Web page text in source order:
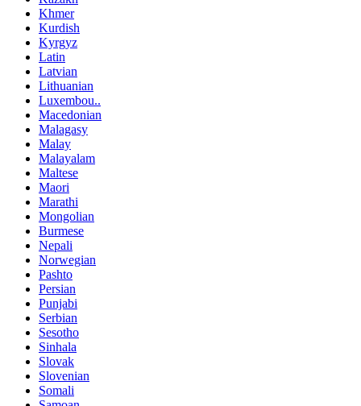
Khmer
Kurdish
Kyrgyz
Latin
Latvian
Lithuanian
Luxembou..
Macedonian
Malagasy
Malay
Malayalam
Maltese
Maori
Marathi
Mongolian
Burmese
Nepali
Norwegian
Pashto
Persian
Punjabi
Serbian
Sesotho
Sinhala
Slovak
Slovenian
Somali